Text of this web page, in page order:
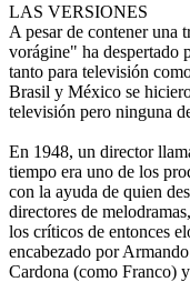
LAS VERSIONES
A pesar de contener una
vorágine" ha despertado
tanto para televisión
Brasil y México se
televisión pero ninguna
En 1948, un director
tiempo era uno de los
con la ayuda de quien
directores de
los críticos de entonces
encabezado por
Cardona (como Franco)